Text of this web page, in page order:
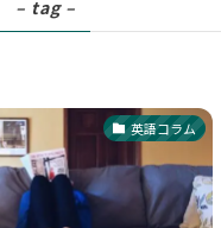
– tag –
英語コラム